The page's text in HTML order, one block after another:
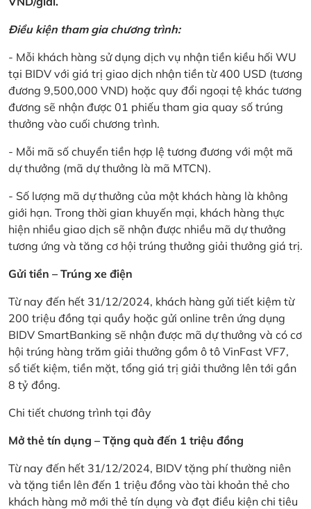
Điều kiện tham gia chương trình:
- Mỗi khách hàng sử dụng dịch vụ nhận tiền kiều hối WU
tại BIDV với giá trị giao dịch nhận tiền từ 400 USD (tương
đương 9,500,000 VND) hoặc quy đổi ngoại tệ khác tương
đương sẽ nhận được 01 phiếu tham gia quay số trúng
thưởng vào cuối chương trình.
- Mỗi mã số chuyển tiền hợp lệ tương đương với một mã
dự thưởng (mã dự thưởng là mã MTCN).
- Số lượng mã dự thưởng của một khách hàng là không
giới hạn. Trong thời gian khuyến mại, khách hàng thực
hiện nhiều giao dịch sẽ nhận được nhiều mã dự thưởng
tương ứng và tăng cơ hội trúng thưởng giải thưởng giá trị.
Gửi tiền – Trúng xe điện
Từ nay đến hết 31/12/2024, khách hàng gửi tiết kiệm từ
200 triệu đồng tại quầy hoặc gửi online trên ứng dụng
BIDV SmartBanking sẽ nhận được mã dự thưởng và có cơ
hội trúng hàng trăm giải thưởng gồm ô tô VinFast VF7,
sổ tiết kiệm, tiền mặt, tổng giá trị giải thưởng lên tới gần
8 tỷ đồng.
Chi tiết chương trình tại đây
Mở thẻ tín dụng – Tặng quà đến 1 triệu đồng
Từ nay đến hết 31/12/2024, BIDV tặng phí thường niên
và tặng tiền lên đến 1 triệu đồng vào tài khoản thẻ cho
khách hàng mở mới thẻ tín dụng và đạt điều kiện chi tiêu